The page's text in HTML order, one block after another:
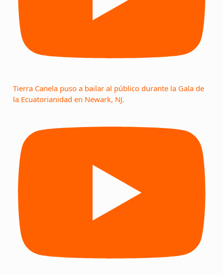
Tierra Canela puso a bailar al público durante la Gala de
la Ecuatorianidad en Newark, NJ.